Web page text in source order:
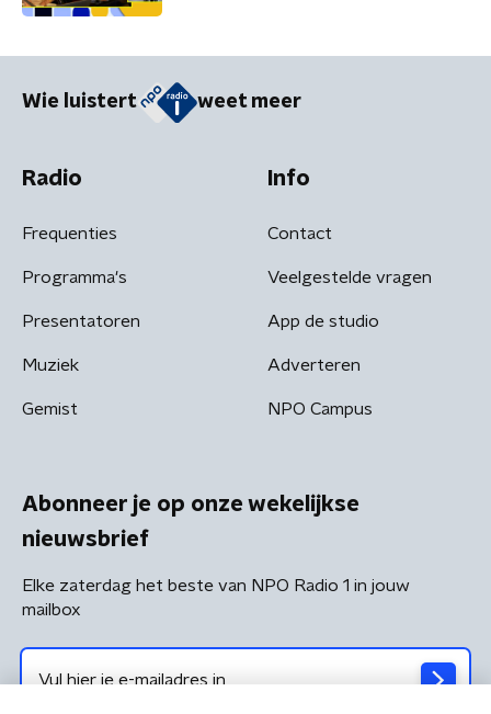
Wie luistert weet meer
Radio
Frequenties
Programma's
Presentatoren
Muziek
Gemist
Info
Contact
Veelgestelde vragen
App de studio
Adverteren
NPO Campus
Abonneer je op onze wekelijkse
nieuwsbrief
Elke zaterdag het beste van NPO Radio 1 in jouw
mailbox